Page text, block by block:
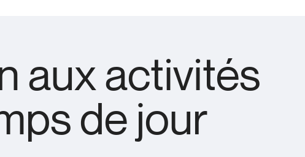
aux activités
de jour